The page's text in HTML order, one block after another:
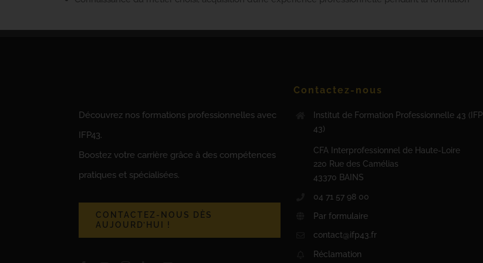
Découvrez nos formations professionnelles avec
IFP43.
Boostez votre carrière grâce à des compétences
pratiques et spécialisées.
CONTACTEZ-NOUS DÈS
AUJOURD’HUI !
Contactez-nous
Institut de Formation Professionnelle 43 (IFP
43)
CFA Interprofessionnel de Haute-Loire
220 Rue des Camélias
43370 BAINS
04 71 57 98 00
Par formulaire
contact@ifp43.fr
Réclamation